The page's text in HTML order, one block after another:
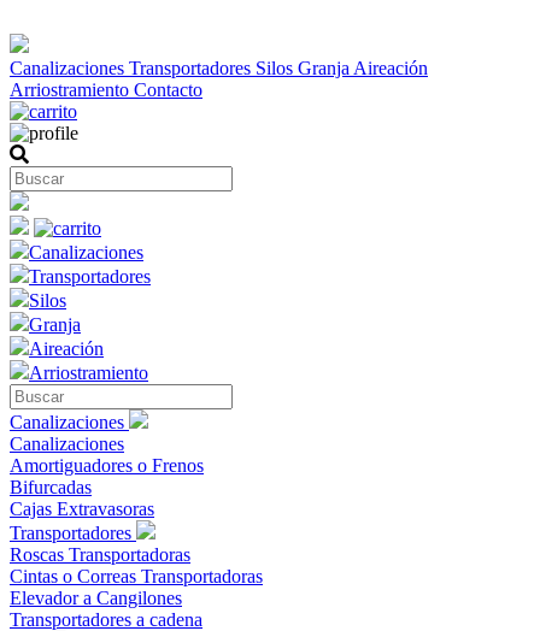
Canalizaciones Transportadores Silos Granja Aireación
Arriostramiento Contacto
Canalizaciones
Transportadores
Silos
Granja
Aireación
Arriostramiento
Canalizaciones
Canalizaciones
Amortiguadores o Frenos
Bifurcadas
Cajas Extravasoras
Transportadores
Roscas Transportadoras
Cintas o Correas Transportadoras
Elevador a Cangilones
Transportadores a cadena